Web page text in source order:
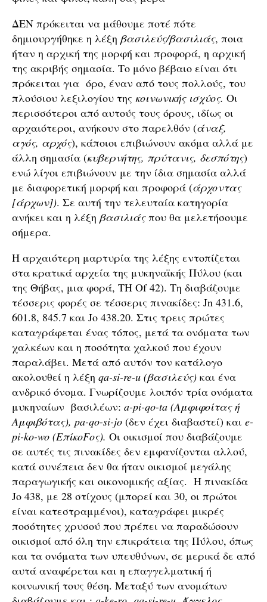
ΔΕΝ πρόκειται να μάθουμε ποτέ πότε
δημιουργήθηκε η λέξη βασιλεύς/βασιλιάς, ποια
ήταν η αρχική της μορφή και προφορά, η αρχική
της ακριβής σημασία. Το μόνο βέβαιο είναι ότι
πρόκειται για όρο, έναν από τους πολλούς, του
πλούσιου λεξιλογίου της κοινωνικής ισχύος. Οι
περισσότεροι από αυτούς τους όρους, ιδίως οι
αρχαιότεροι, ανήκουν στο παρελθόν (άναξ,
αγός, αρχός), κάποιοι επιβιώνουν ακόμα αλλά με
άλλη σημασία (κυβερνήτης, πρύτανις, δεσπότης)
ενώ λίγοι επιβιώνουν με την ίδια σημασία αλλά
με διαφορετική μορφή και προφορά (άρχοντας
[άρχων]). Σε αυτή την τελευταία κατηγορία
ανήκει και η λέξη βασιλιάςπου θα μελετήσουμε
σήμερα.
Η αρχαιότερη μαρτυρία της λέξης εντοπίζεται
στα κρατικά αρχεία της μυκηναϊκής Πύλου (και
της Θήβας, μια φορά, TH Of 42). Τη διαβάζουμε
τέσσερις φορές σε τέσσερις πινακίδες: Jn 431.6,
601.8, 845.7 και Jo 438.20. Στις τρεις πρώτες
καταγράφεται ένας τόπος, μετά τα ονόματα των
χαλκέων και η ποσότητα χαλκού που έχουν
παραλάβει. Μετά από αυτόν τον κατάλογο
ακολουθεί η λέξη qa-si-re-u (βασιλεύς) και ένα
ανδρικό όνομα. Γνωρίζουμε λοιπόν τρία ονόματα
μυκηναίων βασιλέων: a-pi-qo-ta (Αμφιφοίτας ή
Αμφιβότας), pa-qo-si-jo (δεν έχει διαβαστεί) και e-
pi-ko-wo (ΕπίκοFος). Οι οικισμοί που διαβάζουμε
σε αυτές τις πινακίδες δεν εμφανίζονται αλλού,
κατά συνέπεια δεν θα ήταν οικισμοί μεγάλης
παραγωγικής και οικονομικής αξίας. Η πινακίδα
Jo 438, με 28 στίχους (μπορεί και 30, οι πρώτοι
είναι κατεστραμμένοι), καταγράφει μικρές
ποσότητες χρυσού που πρέπει να παραδώσουν
οικισμοί από όλη την επικράτεια της Πύλου, όπως
και τα ονόματα των υπευθύνων, σε μερικά δε από
αυτά αναφέρεται και η επαγγελματική ή
κοινωνική τους θέση. Μεταξύ των ανομάτων